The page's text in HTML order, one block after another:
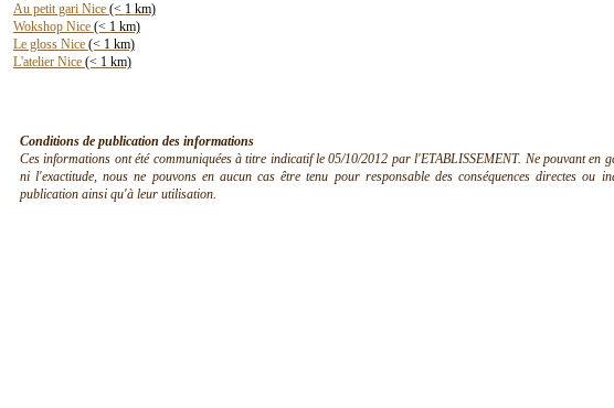
Au petit gari Nice (< 1 km)
Wokshop Nice (< 1 km)
Le gloss Nice (< 1 km)
L'atelier Nice (< 1 km)
Conditions de publication des informations
Ces informations ont été communiquées à titre indicatif le 05/10/2012 par l'ETABLISSEMENT. Ne pouvant en
ni l'exactitude, nous ne pouvons en aucun cas être tenu pour responsable des conséquences directes ou
publication ainsi qu'à leur utilisation.